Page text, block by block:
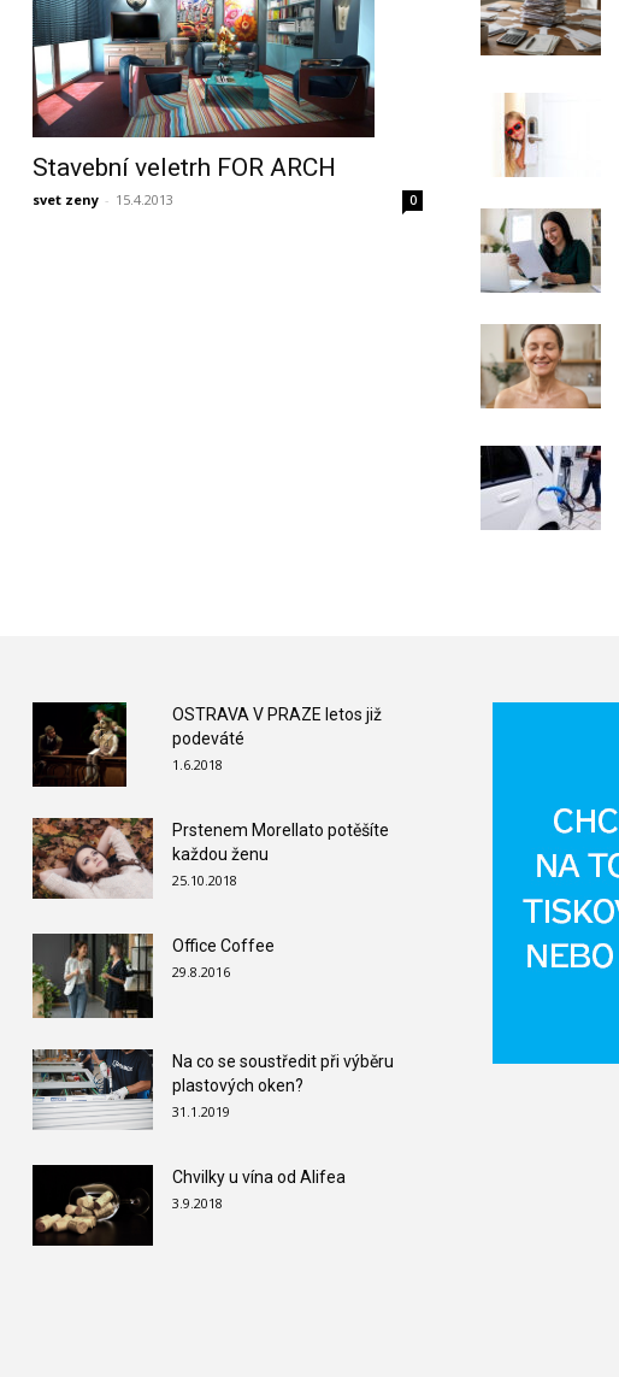
Stavební veletrh FOR ARCH
svet zeny - 15.4.2013 0
OSTRAVA V PRAZE letos již
podeváté
1.6.2018
Prstenem Morellato potěšíte
každou ženu
25.10.2018
Office Coffee
29.8.2016
Na co se soustředit při výběru
plastových oken?
31.1.2019
Chvilky u vína od Alifea
3.9.2018